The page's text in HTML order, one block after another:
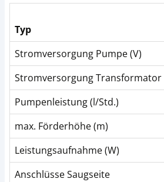
Typ
Stromversorgung Pumpe (V)
Stromversorgung Transformator
Pumpenleistung (l/Std.)
max. Förderhöhe (m)
Leistungsaufnahme (W)
Anschlüsse Saugseite